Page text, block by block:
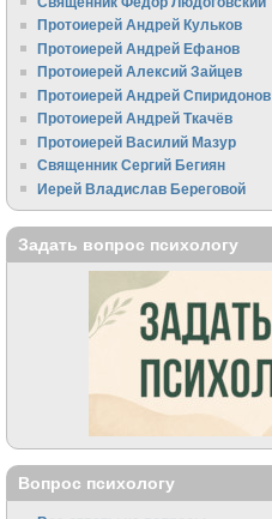
Протоиерей Андрей Кульков
Протоиерей Андрей Ефанов
Протоиерей Алексий Зайцев
Протоиерей Андрей Спиридонов
Протоиерей Андрей Ткачёв
Протоиерей Василий Мазур
Священник Сергий Бегиян
Иерей Владислав Береговой
Задать вопрос психологу
Вопрос психологу